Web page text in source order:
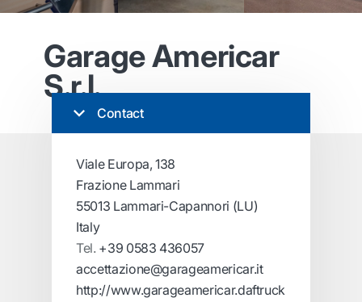
Garage Americar
S.r.l.
Contact
Viale Europa, 138
Frazione Lammari
55013 Lammari-Capannori (LU)
Italy
Tel. +39 0583 436057
accettazione@garageamericar.it
http://www.garageamericar.daftruck